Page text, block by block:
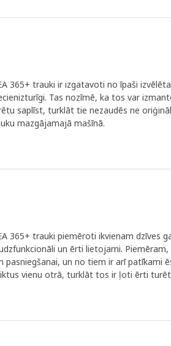
365+ trauki ir izgatavoti no īpaši
Tas nozīmē, ka tos var
saplīst, turklāt tie nezaudēs ne
mazgājamajā mašīnā.
365+ trauki piemēroti ikvienam dzīves
un ērti lietojami.
pasniegšanai, un no tiem ir arī patīkami
vienu otrā, turklāt tos ir ļoti ērti turēt